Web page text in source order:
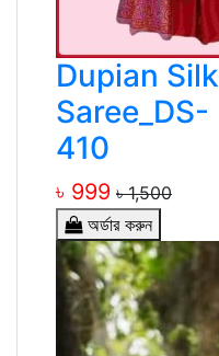
Dupian Silk
Saree_DS-
410
৳ 999 ৳ 1,500
অর্ডার করুন